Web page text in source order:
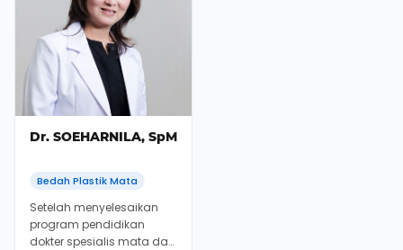
Dr. SOEHARNILA, SpM
Bedah Plastik Mata
Setelah menyelesaikan
program pendidikan
dokter spesialis mata dan